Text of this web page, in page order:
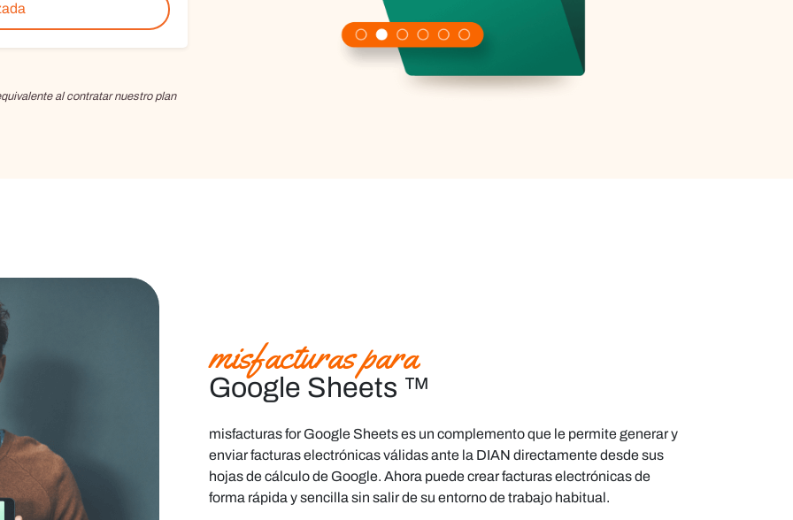
al contratar nuestro plan
misfacturas para
Google Sheets ™
misfacturas for Google Sheetses un complemento que le permite generar y
enviar facturas electrónicas válidas ante la DIAN directamente desde sus
hojas de cálculo de Google. Ahora puede crear facturas electrónicas de
forma rápida y sencilla sin salir de su entorno de trabajo habitual.